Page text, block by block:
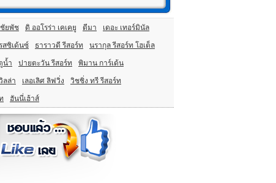
ชัยพัช ดิ ออโรร่า เคเคยู ดีมา เดอะ เทอร์มินัล
สซิเด้นซ์ ธาราวดี รีสอร์ท นรากุล รีสอร์ท โฮเต็ล
น้ำ ปายตะวัน รีสอร์ท พิมาน การ์เด้น
ลล่า เลอเลิศ ลิฟวิ่ง วิชชิ่ง ทรี รีสอร์ท
ฮันนี่เฮ้าส์